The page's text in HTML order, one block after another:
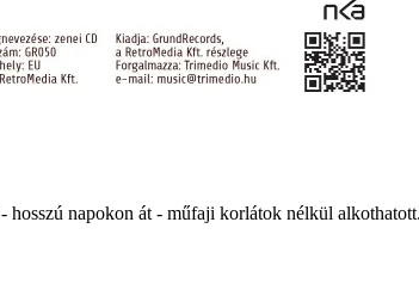
napokon át - műfaji korlátok nélkül